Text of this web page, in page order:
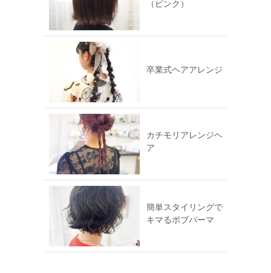
ま
す)
（ピンク）
卒業式ヘアアレンジ
カチモリアレンジヘ
ア
簡単スタイリングで
キマるボブパーマ